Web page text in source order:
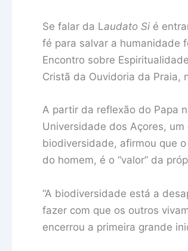
Se falar da Laudato Si é
fé para salvar a humanidade
Encontro sobre
Cristã da Ouvidoria da Praia,
A partir da reflexão do Papa
Universidade dos Açores,
biodiversidade, afirmou que
do homem, é o “valor” da
“A biodiversidade está a
fazer com que os outros
encerrou a primeira grande